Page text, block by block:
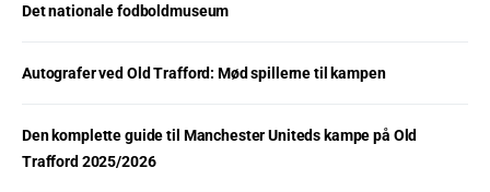
Det nationale fodboldmuseum
Autografer ved Old Trafford: Mød spillerne til kampen
Den komplette guide til Manchester Uniteds kampe på Old
Trafford 2025/2026